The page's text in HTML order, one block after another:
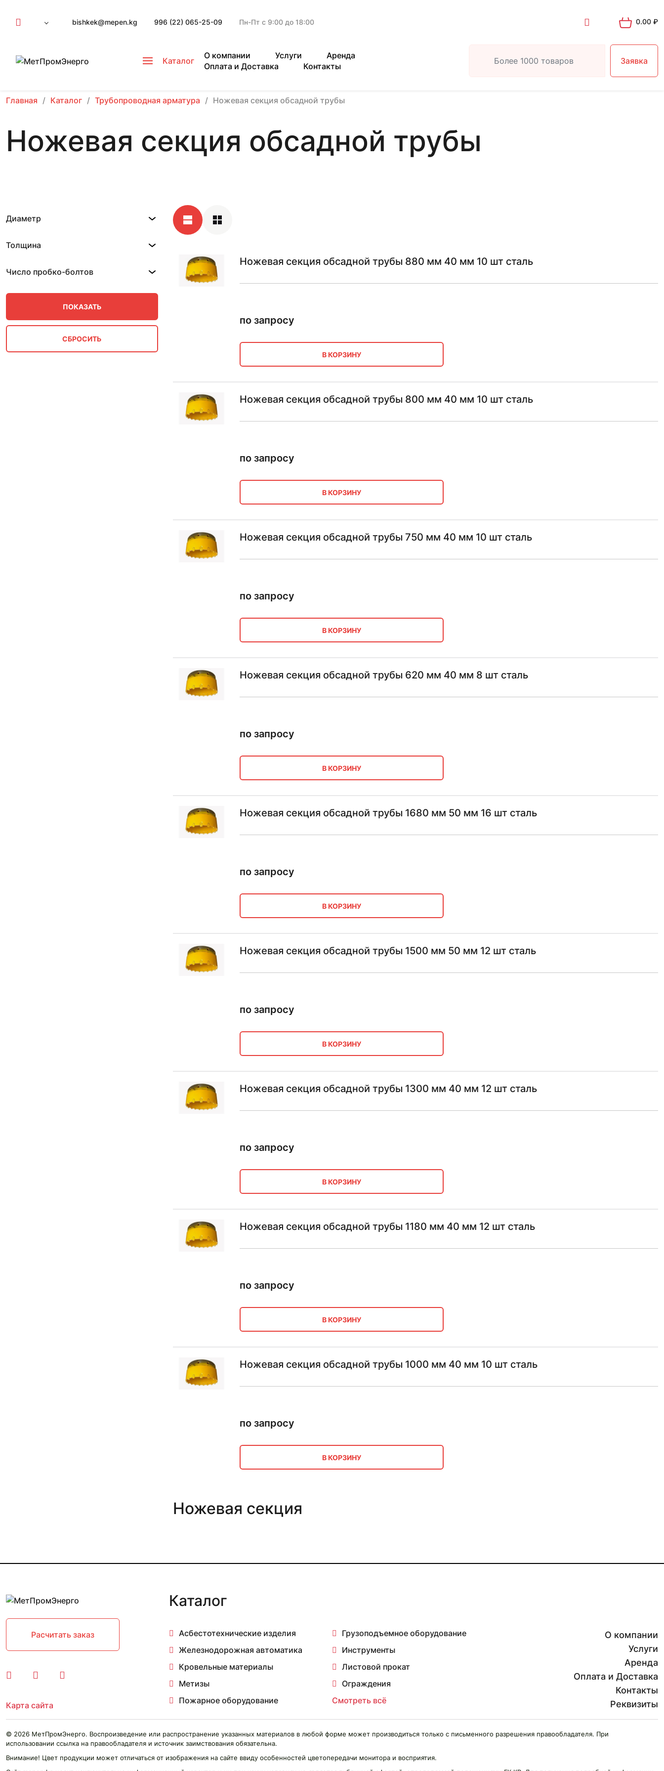
bishkek@mepen.kg 996 (22) 065-25-09 Пн-Пт с 9:00 до 18:00 0.00 ₽
Каталог
О компании Услуги
Аренда
Оплата и Доставка
Контакты
Заявка
Главная Каталог Трубопроводная арматура Ножевая секция обсадной трубы
Ножевая секция обсадной трубы
Диаметр
Толщина
Число пробко-болтов
Ножевая секция обсадной трубы 880 мм 40 мм 10 шт сталь
по запросу
В КОРЗИНУ
Ножевая секция обсадной трубы 800 мм 40 мм 10 шт сталь
по запросу
В КОРЗИНУ
Ножевая секция обсадной трубы 750 мм 40 мм 10 шт сталь
по запросу
В КОРЗИНУ
Ножевая секция обсадной трубы 620 мм 40 мм 8 шт сталь
по запросу
В КОРЗИНУ
Ножевая секция обсадной трубы 1680 мм 50 мм 16 шт сталь
по запросу
В КОРЗИНУ
Ножевая секция обсадной трубы 1500 мм 50 мм 12 шт сталь
по запросу
В КОРЗИНУ
Ножевая секция обсадной трубы 1300 мм 40 мм 12 шт сталь
по запросу
В КОРЗИНУ
Ножевая секция обсадной трубы 1180 мм 40 мм 12 шт сталь
по запросу
В КОРЗИНУ
Ножевая секция обсадной трубы 1000 мм 40 мм 10 шт сталь
по запросу
В КОРЗИНУ
Ножевая секция
Расчитать заказ
Карта сайта
Каталог
Асбестотехнические изделия
Грузоподъемное оборудование
Железнодорожная автоматика
Инструменты
Кровельные материалы
Листовой прокат
Метизы
Ограждения
Пожарное оборудование
Смотреть всё
О компании
Услуги
Аренда
Оплата и Доставка
Контакты
Реквизиты
© 2026 МетПромЭнерго. Воспроизведение или распространение указанных материалов в любой форме может производиться только с письменного разрешения правообладателя. При
использовании ссылка на правообладателя и источник заимствования обязательна.
Внимание! Цвет продукции может отличаться от изображения на сайте ввиду особенностей цветопередачи монитора и восприятия.